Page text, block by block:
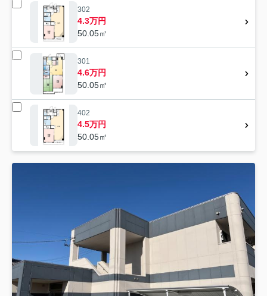
302
4.3万円
50.05㎡
301
4.6万円
50.05㎡
402
4.5万円
50.05㎡